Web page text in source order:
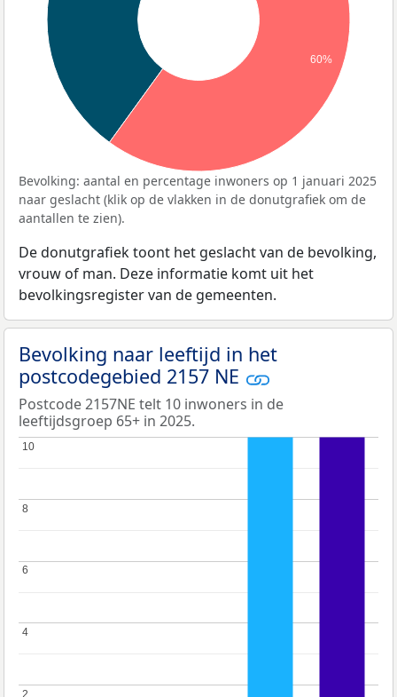
60%
Bevolking: aantal en percentage inwoners op 1 januari 2025
naar geslacht (klik op de vlakken in de donutgrafiek om de
aantallen te zien).
De donutgrafiek toont het geslacht van de bevolking,
vrouw of man. Deze informatie komt uit het
bevolkingsregister van de gemeenten.
Bevolking naar leeftijd in het
postcodegebied 2157 NE
Postcode 2157NE telt 10 inwoners in de
leeftijdsgroep 65+ in 2025.
2
2
4
4
6
6
8
8
10
10